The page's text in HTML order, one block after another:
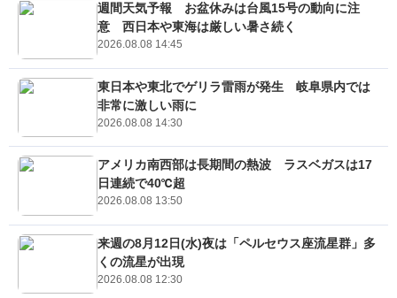
週間天気予報 お盆休みは台風15号の動向に注
意 西日本や東海は厳しい暑さ続く
2026.08.08 14:45
東日本や東北でゲリラ雷雨が発生 岐阜県内では
非常に激しい雨に
2026.08.08 14:30
アメリカ南西部は長期間の熱波 ラスベガスは17
日連続で40℃超
2026.08.08 13:50
来週の8月12日(水)夜は「ペルセウス座流星群」多
くの流星が出現
2026.08.08 12:30